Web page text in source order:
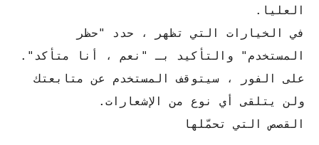
العليا.
في الخيارات التي تظهر ، حدد "حظر
المستخدم" والتأكيد بـ "نعم ، أنا متأكد".
على الفور ، سيتوقف المستخدم عن متابعتك
ولن يتلقى أي نوع من الإشعارات.
القصص التي تحمّلها